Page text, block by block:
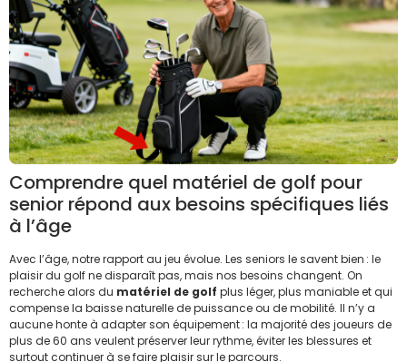
Comprendre quel matériel de golf pour
senior répond aux besoins spécifiques liés
à l’âge
Avec l’âge, notre rapport au jeu évolue. Les seniors le savent bien : le
plaisir du golf ne disparaît pas, mais nos besoins changent. On
recherche alors du matériel de golf plus léger, plus maniable et qui
compense la baisse naturelle de puissance ou de mobilité. Il n’y a
aucune honte à adapter son équipement : la majorité des joueurs de
plus de 60 ans veulent préserver leur rythme, éviter les blessures et
surtout continuer à se faire plaisir sur le parcours.